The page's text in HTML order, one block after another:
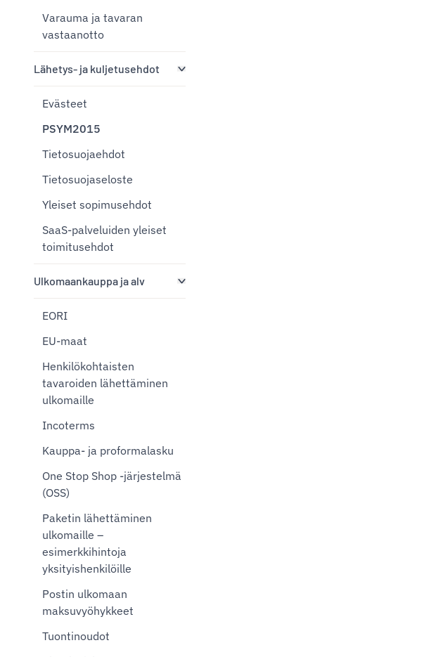
Varauma ja tavaran
vastaanotto
Lähetys- ja kuljetusehdot
Evästeet
PSYM2015
Tietosuojaehdot
Tietosuojaseloste
Yleiset sopimusehdot
SaaS-palveluiden yleiset
toimitusehdot
Ulkomaankauppa ja alv
EORI
EU-maat
Henkilökohtaisten
tavaroiden lähettäminen
ulkomaille
Incoterms
Kauppa- ja proformalasku
One Stop Shop -järjestelmä
(OSS)
Paketin lähettäminen
ulkomaille –
esimerkkihintoja
yksityishenkilöille
Postin ulkomaan
maksuvyöhykkeet
Tuontinoudot